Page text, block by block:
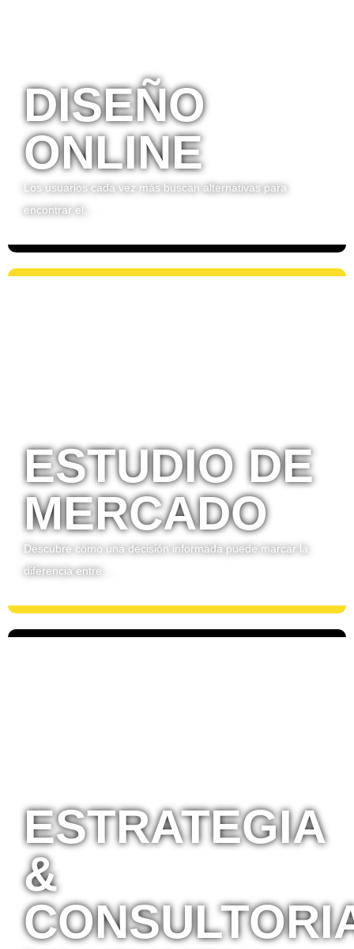
DISEÑO
ONLINE
Los usuarios cada vez más buscan alternativas para
encontrar el…
ESTUDIO DE
MERCADO
Descubre cómo una decisión informada puede marcar la
diferencia entre…
ESTRATEGIA
&